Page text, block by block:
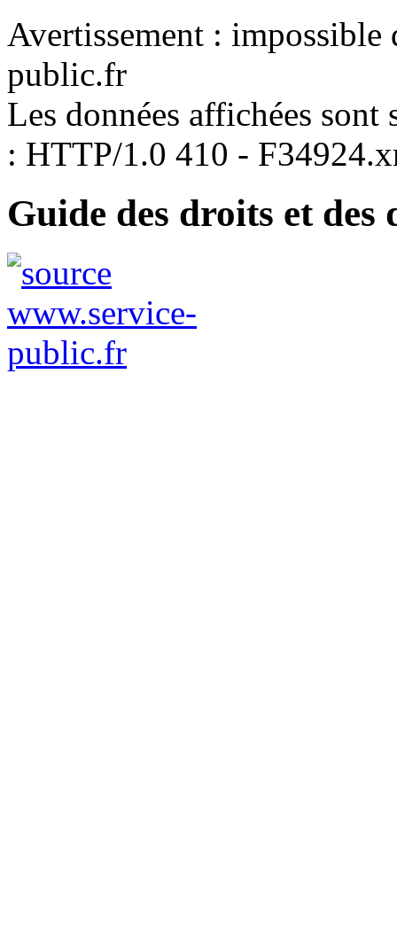
Avertissement : impossible
public.fr
Les données affichées sont
: HTTP/1.0 410 -
Guide des droits et